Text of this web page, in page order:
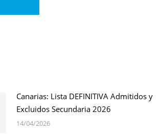
Canarias: Lista DEFINITIVA Admitidos y
Excluidos Secundaria 2026
14/04/2026